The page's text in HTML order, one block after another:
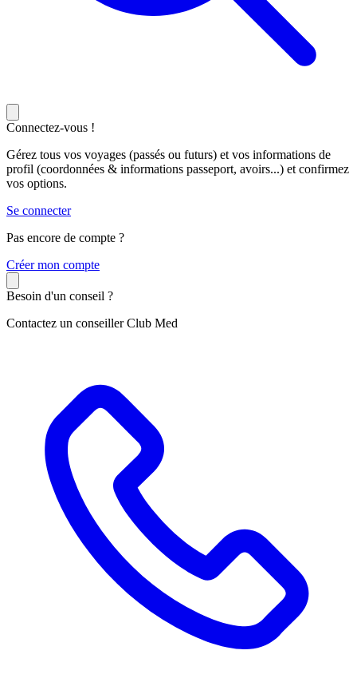
Connectez-vous !
Gérez tous vos voyages (passés ou futurs) et vos informations de
profil (coordonnées & informations passeport, avoirs...) et confirmez
vos options.
Se connecter
Pas encore de compte ?
Créer mon compte
Besoin d'un conseil ?
Contactez un conseiller Club Med